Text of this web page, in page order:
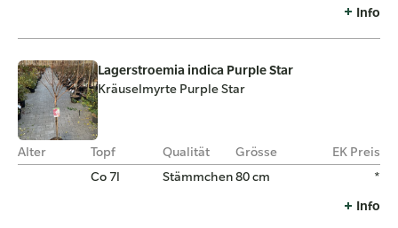
Info
Lagerstroemia indica Purple Star
Kräuselmyrte Purple Star
Alter Topf Qualität Grösse
EK Preis
Co 7l
Stämmchen80 cm *
Info